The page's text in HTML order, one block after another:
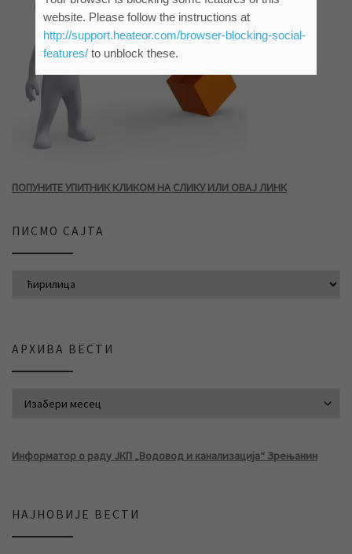
ПОПУНИТЕ УПИТНИК КЛИКОМ НА СЛИКУ ИЛИ ОВАЈ ЛИНК
ПИСМО САЈТА
АРХИВА ВЕСТИ
Информатор о раду ЈКП „Водовод и канализација“ Зрењанин
НАЈНОВИЈЕ ВЕСТИ
website. Please follow the instructions at
http://support.heateor.com/browser-blocking-social-
features/to unblock these.